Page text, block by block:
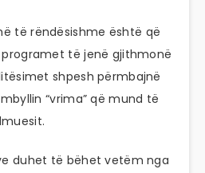
të rëndësishme është që
të jenë gjithmonë
shpesh përmbajnë
“vrima” që mund të
duhet të bëhet vetëm nga